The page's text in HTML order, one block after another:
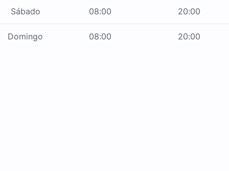
Sábado 08:00 20:00
Domingo 08:00 20:00